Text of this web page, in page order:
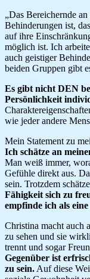
„Das Bereichernde
Behinderungen ist,
auf ihre
möglich ist. Ich
auch geistiger
beiden Gruppen gibt
Es gibt nicht DEN
Persönlichkeit
wie jeder andere
Mein Statement zu
Ich schätze an
Man weiß immer,
Gefühle direkt aus.
sein. Trotzdem
Fähigkeit sich zu
empfinde ich als
Christina macht auch
zu sehen und sie
trennt und sogar
Gegenüber ist
zu sein. Auf diese